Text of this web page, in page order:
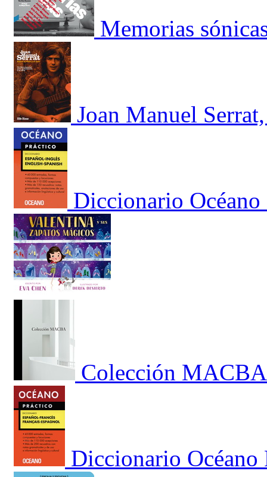
Memorias
Joan Manuel
Diccionario
Colección
Diccionario Océano